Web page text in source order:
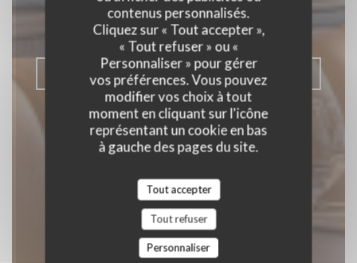
contenus personnalisés.
Cliquez sur « Tout accepter »,
« Tout refuser » ou «
Personnaliser » pour gérer
vos préférences. Vous pouvez
modifier vos choix à tout
moment en cliquant sur l'icône
représentant un cookie en bas
à gauche des pages du site.
Tout accepter
Tout refuser
Personnaliser
RESTAURANT CONVIVIAL, CUISINE
FUSION|PARIS
RÉSERVER